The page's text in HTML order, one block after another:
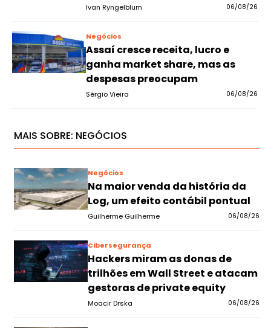
Ivan Ryngelblum 06/08/26
Negócios
Assaí cresce receita, lucro e
ganha market share, mas as
despesas preocupam
Sérgio Vieira 06/08/26
MAIS SOBRE: NEGÓCIOS
Negócios
Na maior venda da história da
Log, um efeito contábil pontual
Guilherme Guilherme 06/08/26
Cibersegurança
Hackers miram as donas de
trilhões em Wall Street e atacam
gestoras de private equity
Moacir Drska 06/08/26